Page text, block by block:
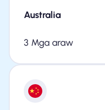
Australia
3 Mga araw